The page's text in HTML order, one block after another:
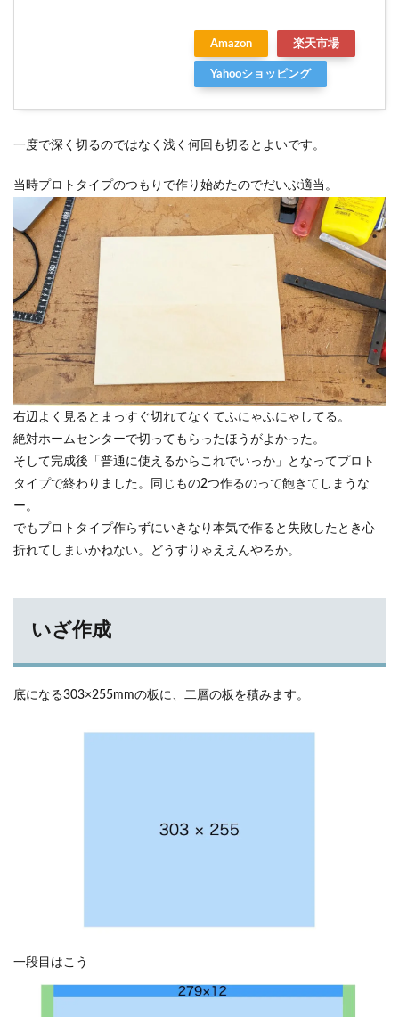
Amazon 楽天市場
Yahooショッピング
一度で深く切るのではなく浅く何回も切るとよいです。
当時プロトタイプのつもりで作り始めたのでだいぶ適当。
右辺よく見るとまっすぐ切れてなくてふにゃふにゃしてる。
絶対ホームセンターで切ってもらったほうがよかった。
そして完成後「普通に使えるからこれでいっか」となってプロト
タイプで終わりました。同じもの2つ作るのって飽きてしまうな
ー。
でもプロトタイプ作らずにいきなり本気で作ると失敗したとき心
折れてしまいかねない。どうすりゃええんやろか。
いざ作成
底になる303×255mmの板に、二層の板を積みます。
一段目はこう